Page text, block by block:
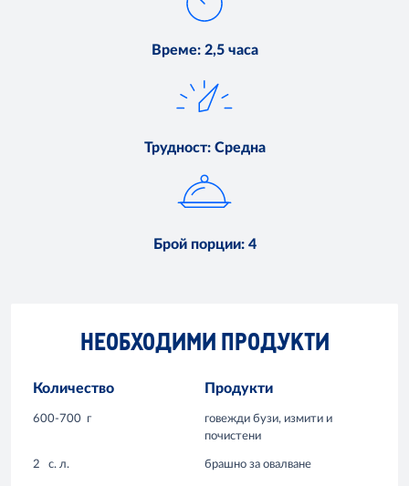
Време: 2,5 часа
Трудност: Средна
Брой порции: 4
НЕОБХОДИМИ ПРОДУКТИ
Количество Продукти
600-700 г
говежди бузи, измити и
почистени
2 с. л. брашно за овалване